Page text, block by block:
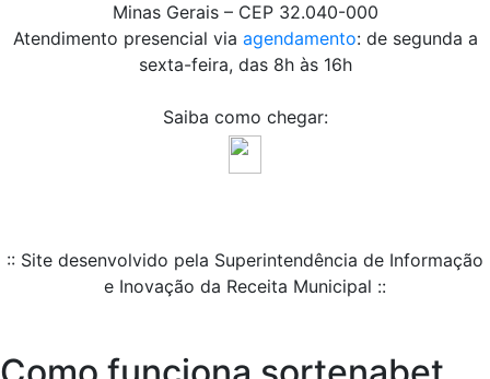
Minas Gerais – CEP 32.040-000
Atendimento presencial via agendamento: de segunda a
sexta-feira, das 8h às 16h
Saiba como chegar:
:: Site desenvolvido pela Superintendência de Informação
e Inovação da Receita Municipal ::